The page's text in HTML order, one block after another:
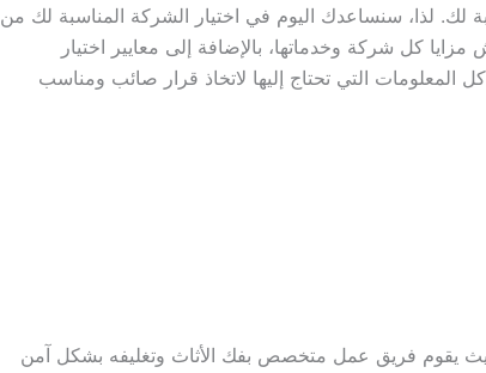
لك. لذا، سنساعدك اليوم في اختيار الشركة المناسبة لك من
كل شركة وخدماتها، بالإضافة إلى معايير اختيار
المعلومات التي تحتاج إليها لاتخاذ قرار صائب ومناسب
يقوم فريق عمل متخصص بفك الأثاث وتغليفه بشكل آمن